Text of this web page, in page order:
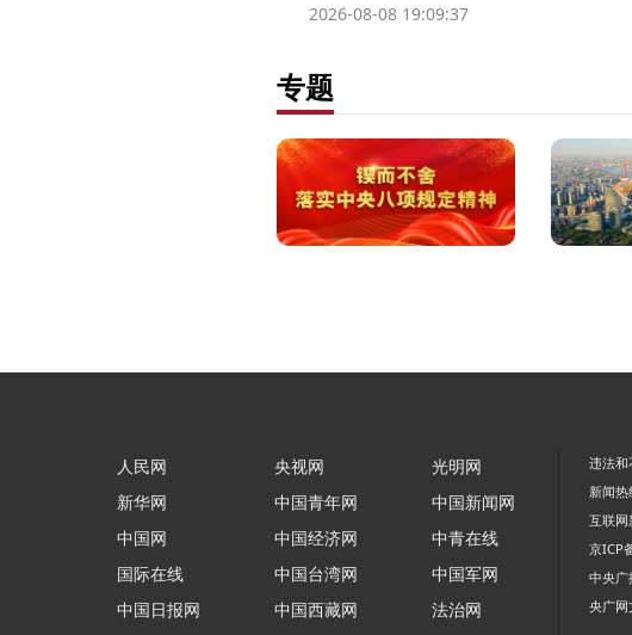
2026-08-08 19:09:37
专题
人民网
新华网
中国网
国际在线
中国日报网
央视网
中国青年网
中国经济网
中国台湾网
中国西藏网
光明网
中国新闻网
中青在线
中国军网
法治网
违法和
新闻热
互联网
京ICP
中央广
央广网